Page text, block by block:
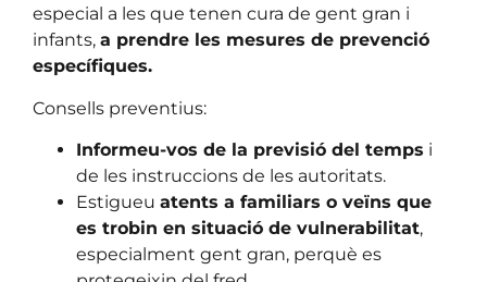
especial a les que tenen cura de gent gran i
infants, a prendre les mesures de prevenció
específiques.
Consells preventius:
Informeu-vos de la previsió del temps i
de les instruccions de les autoritats.
Estigueu atents a familiars o veïns que
es trobin en situació de vulnerabilitat,
especialment gent gran, perquè es